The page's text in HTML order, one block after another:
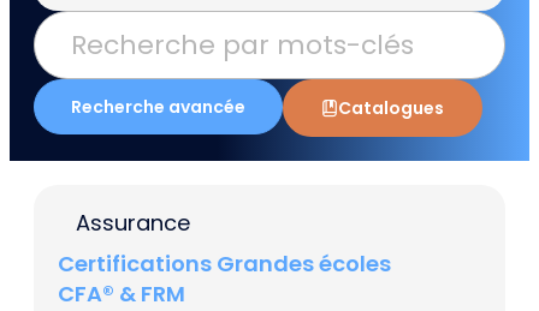
Recherche avancée Catalogues
Assurance
Certifications Grandes écoles
CFA® & FRM